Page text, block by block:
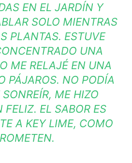
EN EL JARDÍN Y
SOLO MIENTRAS
PLANTAS. ESTUVE
UNA
ME RELAJÉ EN UNA
PÁJAROS. NO PODÍA
ME HIZO
FELIZ. EL SABOR ES
A KEY LIME, COMO